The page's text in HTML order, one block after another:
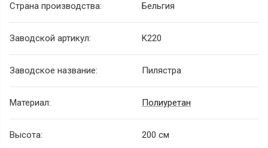
Страна производства: Бельгия
Заводской артикул: K220
Заводское название: Пилястра
Материал: Полиуретан
Высота: 200 см